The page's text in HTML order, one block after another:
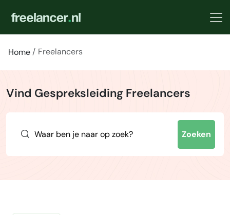
Home Freelancers
Vind Gespreksleiding Freelancers
Zoeken